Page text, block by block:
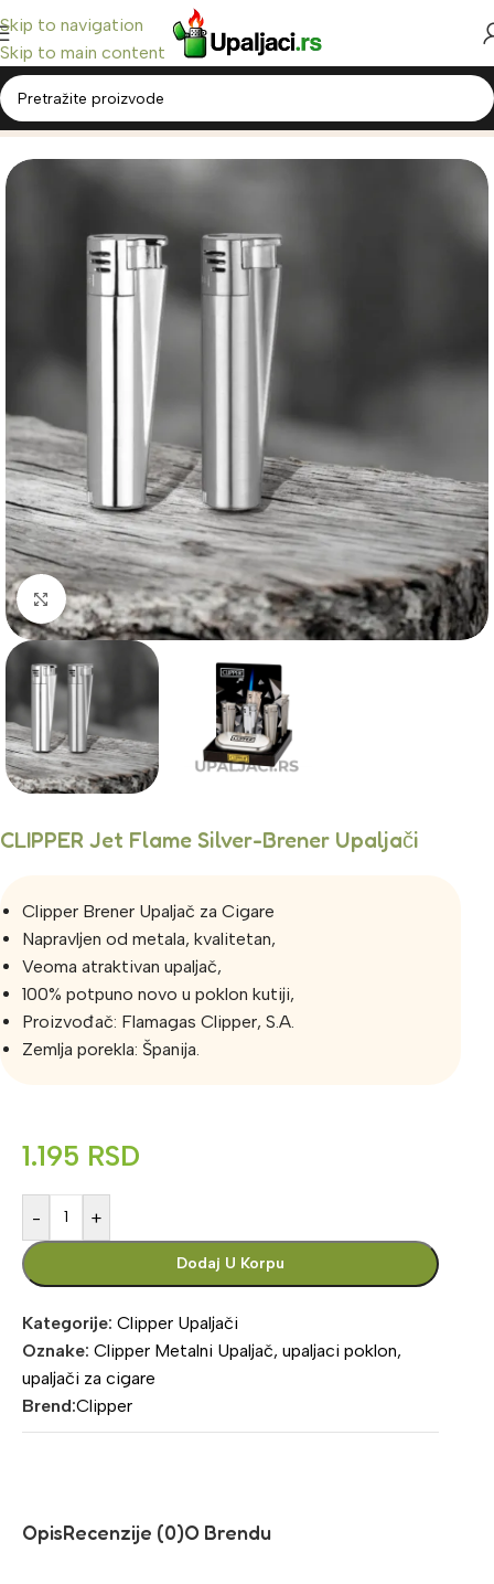
Skip to navigation
Skip to main content
Home/ Clipper Upaljači
Click to enlarge
CLIPPER Jet Flame Silver-Brener Upaljači
Clipper Brener Upaljač za Cigare
Napravljen od metala, kvalitetan,
Veoma atraktivan upaljač,
100% potpuno novo u poklon kutiji,
Proizvođač: Flamagas Clipper, S.A.
Zemlja porekla: Španija.
1.195 RSD
- +
Dodaj U Korpu
Kategorije: Clipper Upaljači
Oznake: Clipper Metalni Upaljač, upaljaci poklon,
upaljači za cigare
Brend:Clipper
OpisRecenzije (0)O Brendu